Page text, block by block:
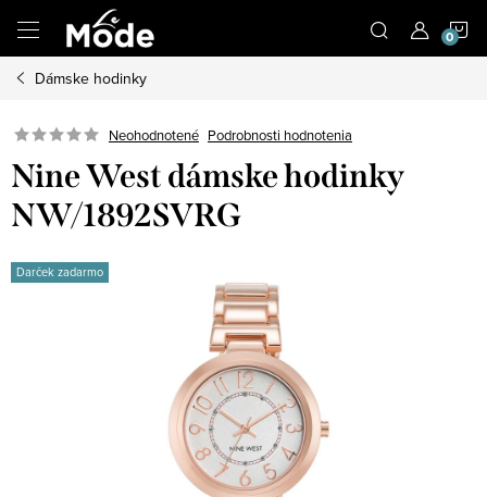
obsah
Dámske hodinky
Neohodnotené Podrobnosti hodnotenia
Nine West dámske hodinky
NW/1892SVRG
Darček zadarmo